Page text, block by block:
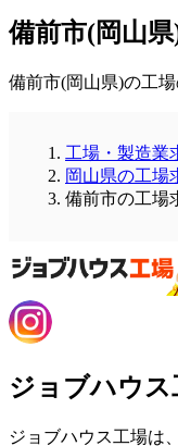
備前市(岡山
備前市(岡山県)の工
工場・製造業
岡山県の工場
備前市の工場
ジョブハウス
ジョブハウス工場は